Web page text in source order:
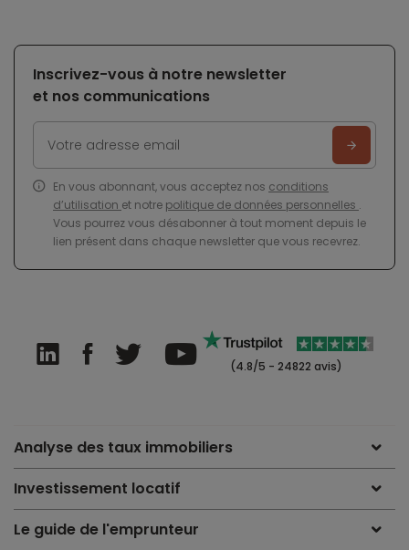
Inscrivez-vous à notre newsletter
et nos communications
En vous abonnant, vous acceptez nos conditions
d’utilisation et notre politique de données personnelles .
Vous pourrez vous désabonner à tout moment depuis le
lien présent dans chaque newsletter que vous recevrez.
(4.8/5 - 24822 avis)
Analyse des taux immobiliers
Investissement locatif
Le guide de l'emprunteur